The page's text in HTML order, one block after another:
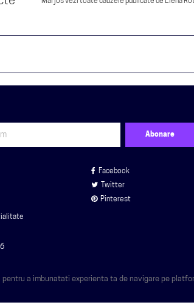
Facebook
Twitter
Pinterest
pentru a imbunatati experienta ta de navigare pe